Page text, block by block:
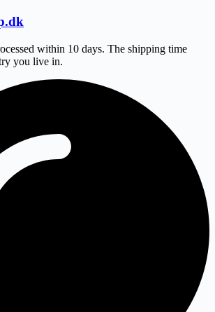
within 10 days. The shipping time
you live in.